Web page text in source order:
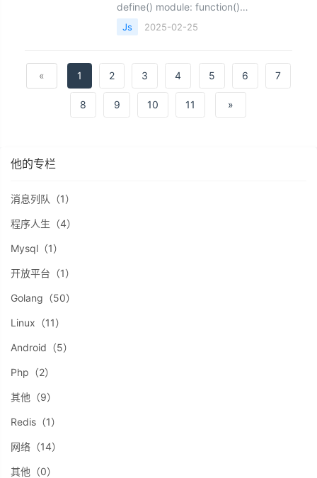
define() module: function()
zeroclipboard&nbsp;错误，通常与
&nbsp;ZeroClipboard&nbsp;库的加载
AMD（Asynchr
Js 2025-02-25
« 1 2 3 4 5 6 7
8 9 10 11 »
他的专栏
消息列队（1）
程序人生（4）
Mysql（1）
开放平台（1）
Golang（50）
Linux（11）
Android（5）
Php（2）
其他（9）
Redis（1）
网络（14）
其他（0）